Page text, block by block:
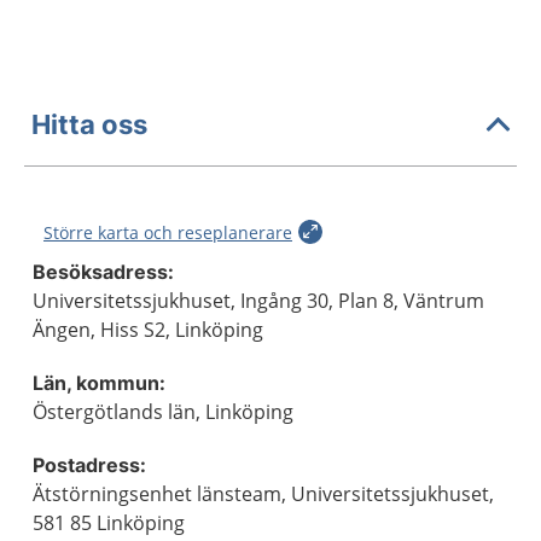
Hitta oss
Större karta och reseplanerare
Besöksadress:
Universitetssjukhuset, Ingång 30, Plan 8, Väntrum
Ängen, Hiss S2, Linköping
Län, kommun:
Östergötlands län, Linköping
Postadress:
Ätstörningsenhet länsteam, Universitetssjukhuset,
581 85 Linköping